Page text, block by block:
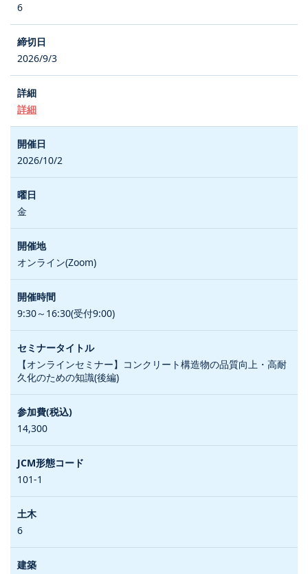
6
2026/9/3
詳細
2026/10/2
金
オンライン(Zoom)
9:30～16:30(受付9:00)
【オンラインセミナー】コンクリート構造物の品質向上・高耐
久化のための知識(後編)
14,300
101-1
6